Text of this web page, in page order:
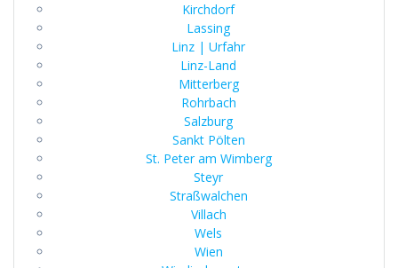
Kirchdorf
Lassing
Linz | Urfahr
Linz-Land
Mitterberg
Rohrbach
Salzburg
Sankt Pölten
St. Peter am Wimberg
Steyr
Straßwalchen
Villach
Wels
Wien